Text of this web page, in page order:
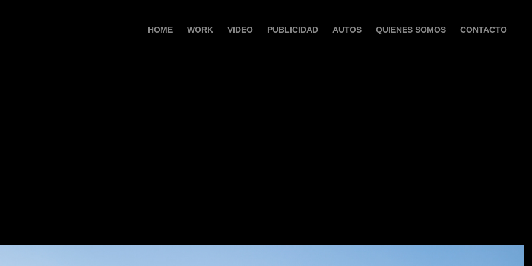
HOME WORK VIDEO PUBLICIDAD AUTOS QUIENES SOMOS CONTACTO